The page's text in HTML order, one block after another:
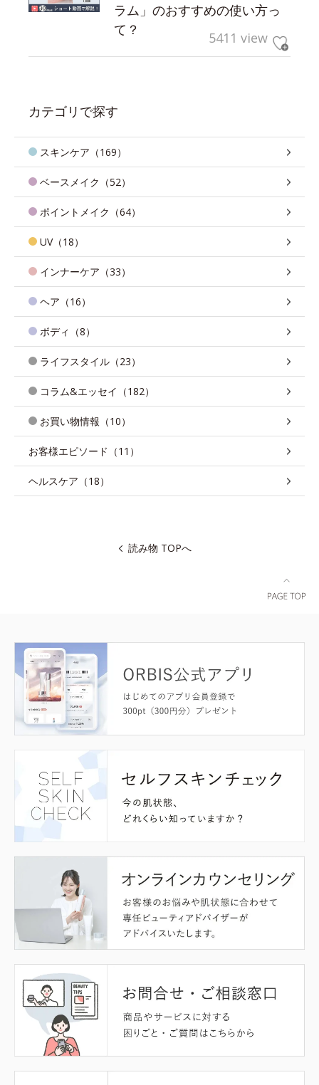
ラム」のおすすめの使い方っ
て？
5411 view
カテゴリで探す
スキンケア（169）
ベースメイク（52）
ポイントメイク（64）
UV（18）
インナーケア（33）
ヘア（16）
ボディ（8）
ライフスタイル（23）
コラム&エッセイ（182）
お買い物情報（10）
お客様エピソード（11）
ヘルスケア（18）
読み物 TOPへ